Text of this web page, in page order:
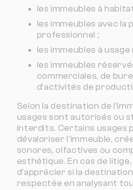
les immeubles à
les immeubles avec la
professionnel ;
les immeubles à usage
les immeubles
commerciales, de
d'activités de
Selon la destination de
usages sont autorisés ou
interdits. Certains usages
dévaloriser l'immeuble,
sonores, olfactives ou
esthétique. En cas de
d'apprécier si la
respectée en analysant